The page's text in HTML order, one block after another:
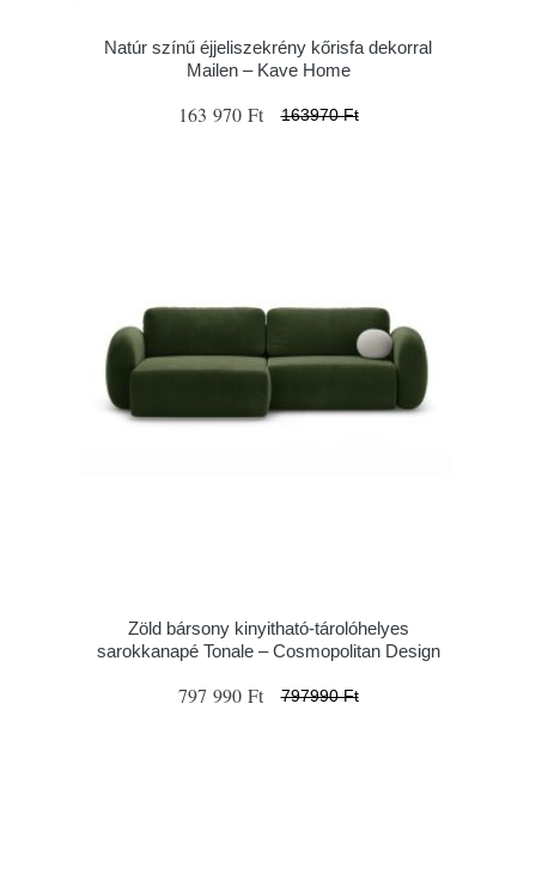
Natúr színű éjjeliszekrény kőrisfa dekorral
Mailen – Kave Home
163 970 Ft 163970 Ft
Zöld bársony kinyitható-tárolóhelyes
sarokkanapé Tonale – Cosmopolitan Design
797 990 Ft 797990 Ft